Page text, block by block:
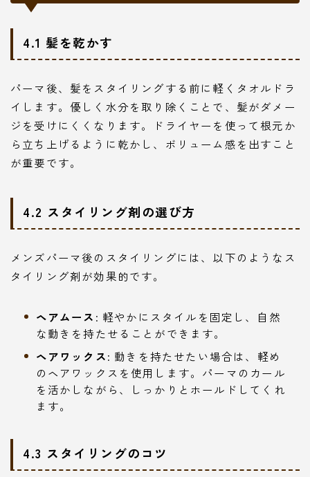
4.1 髪を乾かす
パーマ後、髪をスタイリングする前に軽くタオルドラ
イします。優しく水分を取り除くことで、髪がダメー
ジを受けにくくなります。ドライヤーを使って根元か
ら立ち上げるように乾かし、ボリューム感を出すこと
が重要です。
4.2 スタイリング剤の選び方
メンズパーマ後のスタイリングには、以下のようなス
タイリング剤が効果的です。
ヘアムース : 軽やかにスタイルを固定し、自然
な動きを持たせることができます。
ヘアワックス: 動きを持たせたい場合は、軽め
のヘアワックスを使用します。パーマのカール
を活かしながら、しっかりとホールドしてくれ
ます。
4.3 スタイリングのコツ